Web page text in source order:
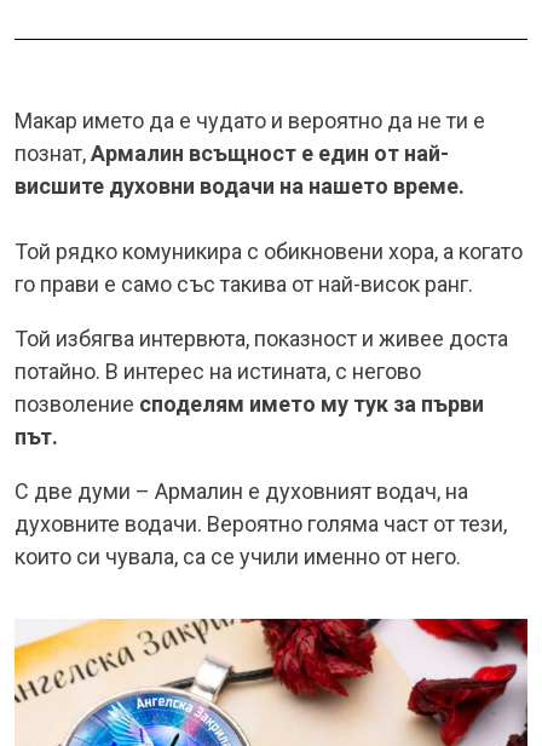
Макар името да е чудато и вероятно да не ти е
познат,Армалин всъщност е един от най-
висшите духовни водачи на нашето време.
Той рядко комуникира с обикновени хора, а когато
го прави е само със такива от най-висок ранг.
Той избягва интервюта, показност и живее доста
потайно. В интерес на истината, с негово
позволение споделям името му тук за първи
път.
С две думи – Армалин е духовният водач, на
духовните водачи. Вероятно голяма част от тези,
които си чувала, са се учили именно от него.